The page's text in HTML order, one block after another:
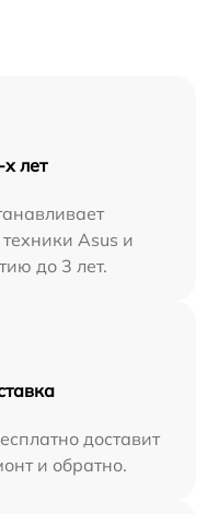
лет
Asus и
до 3 лет.
доставит
и обратно.